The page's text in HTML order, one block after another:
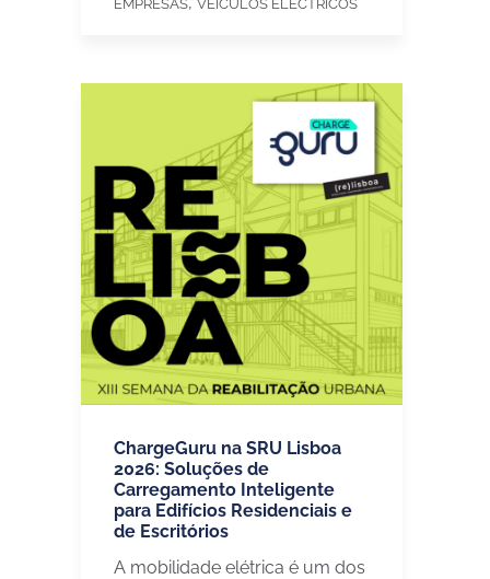
EMPRESAS VEÍCULOS ELÉCTRICOS
ChargeGuru na SRU Lisboa
2026: Soluções de
Carregamento Inteligente
para Edifícios Residenciais e
de Escritórios
A mobilidade elétrica é um dos